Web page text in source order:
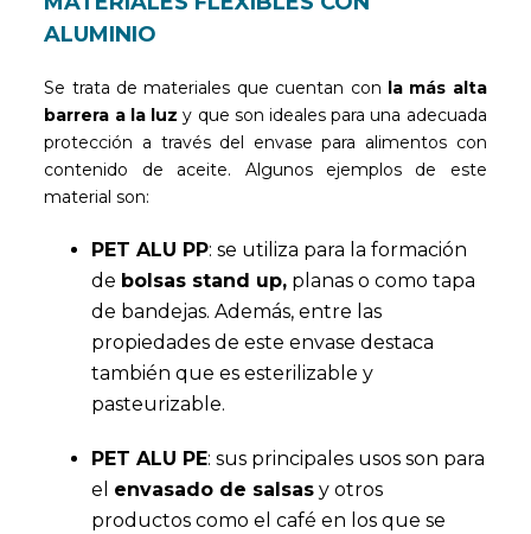
ALUMINIO
Se trata de materiales que cuentan con la más alta
barrera a la luz y que son ideales para una adecuada
protección a través del envase para alimentos con
contenido de aceite. Algunos ejemplos de este
material son:
PET ALU PP: se utiliza para la formación
de bolsas stand up, planas o como tapa
de bandejas. Además, entre las
propiedades de este envase destaca
también que es esterilizable y
pasteurizable.
PET ALU PE: sus principales usos son para
el envasado de salsas y otros
productos como el café en los que se